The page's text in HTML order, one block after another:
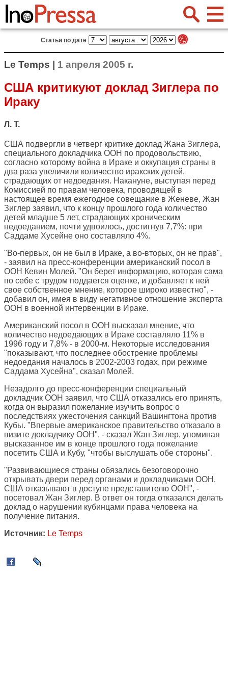
Статьи по дате
Le Temps | 1 апреля 2005 г.
США критикуют доклад Зиглера по
Ираку
Л. Т.
США подвергли в четверг критике доклад Жана Зиглера,
специального докладчика ООН по продовольствию,
согласно которому война в Ираке и оккупация страны в
два раза увеличили количество иракских детей,
страдающих от недоедания. Накануне, выступая перед
Комиссией по правам человека, проводящей в
настоящее время ежегодное совещание в Женеве, Жан
Зиглер заявил, что к концу прошлого года количество
детей младше 5 лет, страдающих хроническим
недоеданием, почти удвоилось, достигнув 7,7%: при
Саддаме Хусейне оно составляло 4%.
"Во-первых, он не был в Ираке, а во-вторых, он не прав",
- заявил на пресс-конференции американский посол в
ООН Кевин Молей. "Он берет информацию, которая сама
по себе с трудом поддается оценке, и добавляет к ней
свое собственное мнение, которое широко известно", -
добавил он, имея в виду негативное отношение эксперта
ООН в военной интервенции в Ираке.
Американский посол в ООН высказал мнение, что
количество недоедающих в Ираке составляло 11% в
1996 году и 7,8% - в 2000-м. Некоторые исследования
"показывают, что последнее обострение проблемы
недоедания началось в 2002-2003 годах, при режиме
Саддама Хусейна", сказал Молей.
Незадолго до пресс-конференции специальный
докладчик ООН заявил, что США отказались его принять,
когда он выразил пожелание изучить вопрос о
последствиях ужесточения санкций Вашингтона против
Кубы. "Впервые американское правительство отказало в
визите докладчику ООН", - сказал Жан Зиглер, упоминая
высказанное им в конце прошлого года пожелание
посетить США и Кубу, "чтобы выслушать обе стороны".
"Развивающиеся страны обязались безоговорочно
открывать двери перед органами и докладчиками ООН.
США отказывают в доступе представителю ООН", -
посетовал Жан Зиглер. В ответ он тогда отказался делать
доклад о нарушении кубинцами права человека на
получение питания.
Источник: Le Temps